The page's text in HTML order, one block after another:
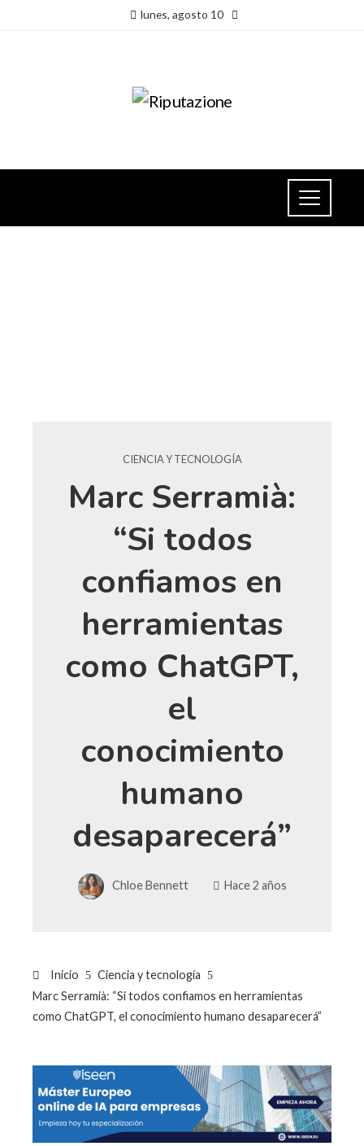
lunes, agosto 10
CIENCIA Y TECNOLOGÍA
Marc Serramià:
“Si todos
confiamos en
herramientas
como ChatGPT,
el
conocimiento
humano
desaparecerá”
Chloe Bennett Hace 2 años
Inicio
Ciencia y tecnología
Marc Serramià: “Si todos confiamos en herramientas
como ChatGPT, el conocimiento humano desaparecerá”